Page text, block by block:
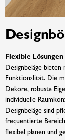
Flexible
Designbeläge bieten
Funktionalität. Die
Dekore, robuste
individuelle
Designbeläge sind
frequentierte
flexibel planen und